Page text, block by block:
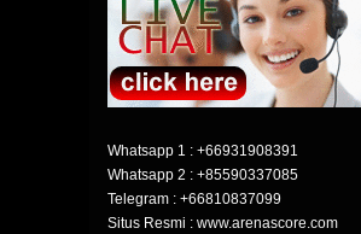
Whatsapp 1 : +66931908391
Whatsapp 2 : +85590337085
Telegram : +66810837099
Situs Resmi : www.arenascore.com